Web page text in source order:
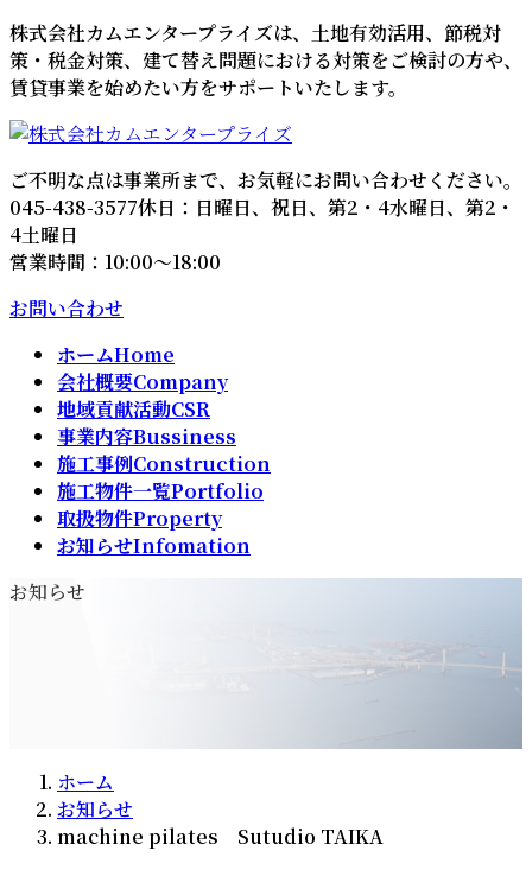
コ
ン
テ
ン
ツ
へ
ス
キ
ッ
プ
ナ
ビ
ゲ
ー
シ
ョ
ン
に
移
動
株式会社カムエンタープライズは、土地有効活用、節税対
策・税金対策、建て替え問題における対策をご検討の方や、
賃貸事業を始めたい方をサポートいたします。
ご不明な点は事業所まで、お気軽にお問い合わせください。
045-438-3577休日：日曜日、祝日、第2・4水曜日、第2・
4土曜日
営業時間：10:00～18:00
お問い合わせ
ホームHome
会社概要Company
地域貢献活動CSR
事業内容Bussiness
施工事例Construction
施工物件一覧Portfolio
取扱物件Property
お知らせInfomation
お知らせ
ホーム
お知らせ
machine pilates Sutudio TAIKA